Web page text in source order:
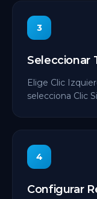
3
Seleccionar
Elige Clic
selecciona Clic
4
Configurar